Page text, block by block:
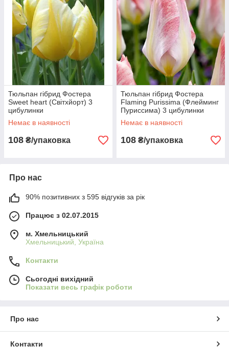
Тюльпан гібрид Фостера
Sweet heart (Світхйорт) 3
цибулинки
Немає в наявності
108 ₴/упаковка
Тюльпан гібрид Фостера
Flaming Purissima (Флейминг
Пуриссима) 3 цибулинки
Немає в наявності
108 ₴/упаковка
Про нас
90% позитивних з 595 відгуків за рік
Працює з 02.07.2015
м. Хмельницький
Хмельницький, Україна
Контакти
Сьогодні вихідний
Показати весь графік роботи
Про нас
Контакти